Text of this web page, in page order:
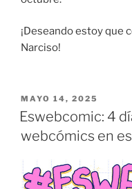
¡Deseando estoy que
Narciso!
PUBLICADO
EL
MAYO 14, 2025
Eswebcomic: 4
webcómics en